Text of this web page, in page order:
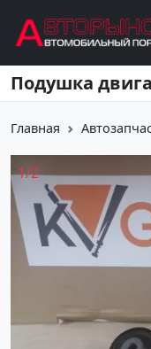
Перейти к
Главная
1/2